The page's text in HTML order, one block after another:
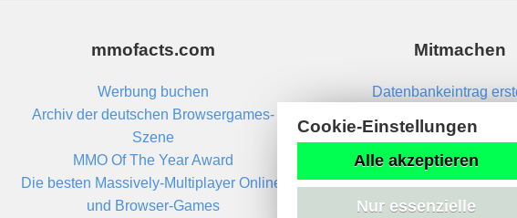
mmofacts.com
Werbung buchen
Archiv der deutschen Browsergames-
Szene
MMO Of The Year Award
Die besten Massively-Multiplayer Online-
und Browser-Games
Mitmachen
Datenbankeintrag
Cookie-Einstellungen
Alle akzeptieren
Nur essenzielle